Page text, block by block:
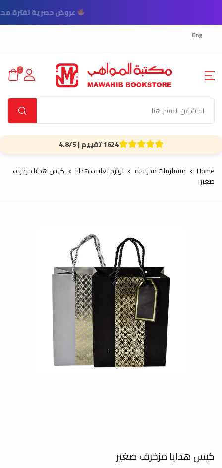
Eng
0
1624 تقييم | 4.8/5
Home مستلزمات مدرسيه لوازم تغليف هدايا
كيس هدايا مزخرف
صغير
كيس هدايا مزخرف صغير